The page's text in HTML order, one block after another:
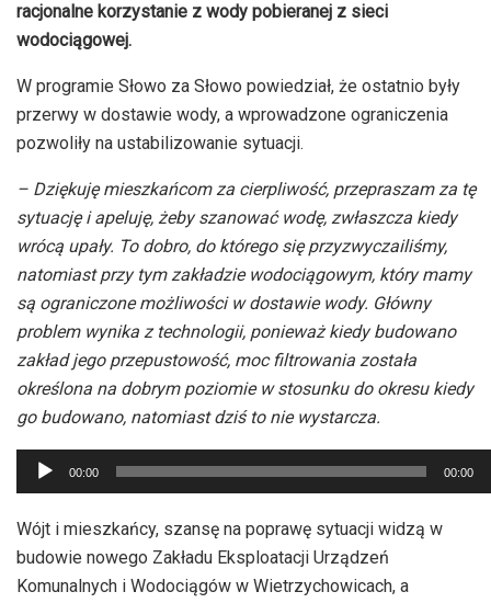
racjonalne korzystanie z wody pobieranej z sieci
wodociągowej.
W programie Słowo za Słowo powiedział, że ostatnio były
przerwy w dostawie wody, a wprowadzone ograniczenia
pozwoliły na ustabilizowanie sytuacji.
– Dziękuję mieszkańcom za cierpliwość, przepraszam za tę
sytuację i apeluję, żeby szanować wodę, zwłaszcza kiedy
wrócą upały. To dobro, do którego się przyzwyczailiśmy,
natomiast przy tym zakładzie wodociągowym, który mamy
są ograniczone możliwości w dostawie wody. Główny
problem wynika z technologii, ponieważ kiedy budowano
zakład jego przepustowość, moc filtrowania została
określona na dobrym poziomie w stosunku do okresu kiedy
go budowano, natomiast dziś to nie wystarcza.
Odtwarzacz
plików
dźwiękowych
00:00 00:00
Wójt i mieszkańcy, szansę na poprawę sytuacji widzą w
budowie nowego Zakładu Eksploatacji Urządzeń
Komunalnych i Wodociągów w Wietrzychowicach, a